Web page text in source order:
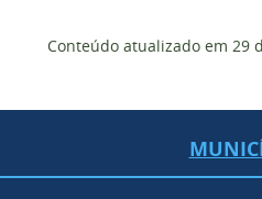
Conteúdo atualizado em 29